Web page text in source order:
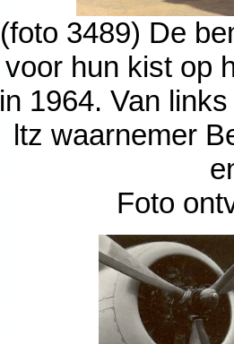
(foto 3489) De
voor hun kist op
in 1964. Van
ltz waarnemer
Foto